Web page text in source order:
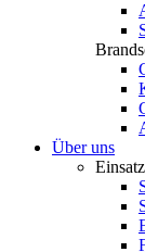
Über uns